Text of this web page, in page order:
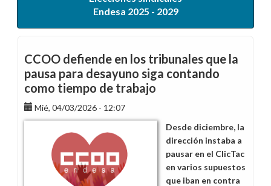
Endesa 2025 - 2029
CCOO defiende en los tribunales que la
pausa para desayuno siga contando
como tiempo de trabajo
Mié, 04/03/2026 - 12:07
Desde diciembre, la
dirección instaba a
pausar en el ClicTac
en varios supuestos
que iban en contra